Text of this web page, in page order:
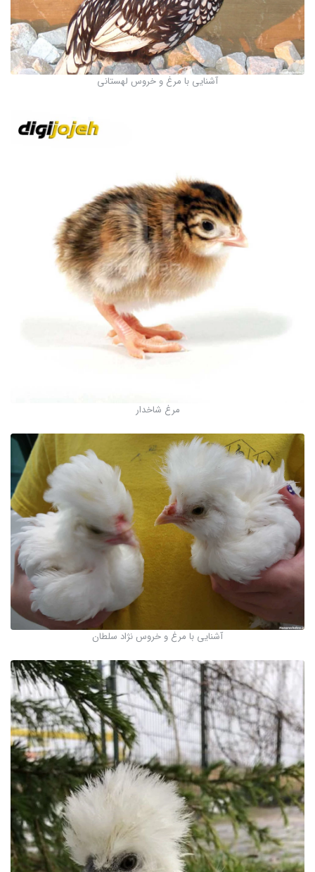
آشنایی با مرغ و خروس لهستانی
مرغ شاخدار
آشنایی با مرغ و خروس نژاد سلطان